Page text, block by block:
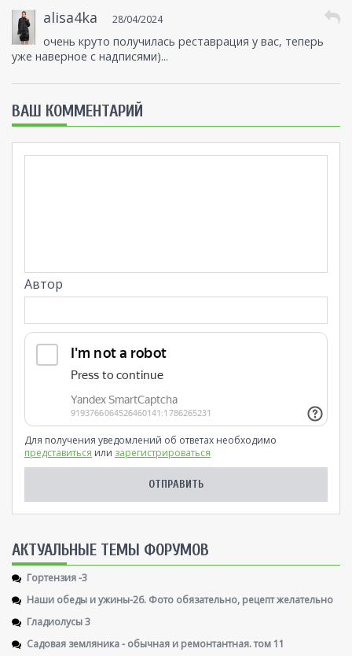
alisa4ka 28/04/2024
очень круто получилась реставрация у вас, теперь
уже наверное с надписями)...
ВАШ КОММЕНТАРИЙ
Автор
Для получения уведомлений об ответах необходимо
представиться или зарегистрироваться
AКТУАЛЬНЫЕ ТЕМЫ ФОРУМОВ
Гортензия -3
Наши обеды и ужины-26. Фото обязательно, рецепт желательно
Гладиолусы 3
Садовая земляника - обычная и ремонтантная. том 11